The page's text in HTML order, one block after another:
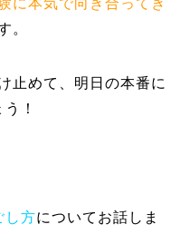
に本気で向き合ってき
。
止めて、明日の本番に
！
し方についてお話しま